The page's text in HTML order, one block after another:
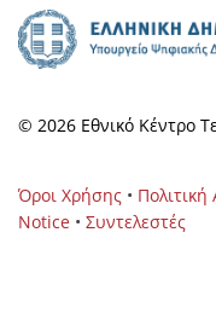
© 2026 Eθνικό Κέντρο
Όροι Χρήσης •
Notice • Συντελεστές